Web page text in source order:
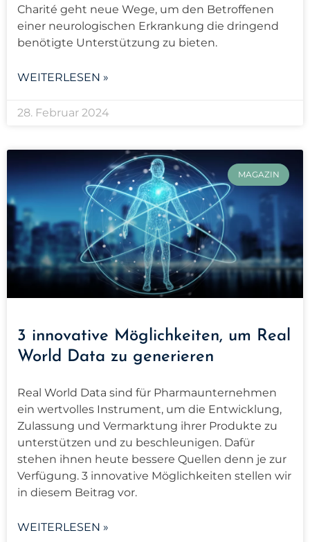
Charité geht neue Wege, um den Betroffenen
einer neurologischen Erkrankung die dringend
benötigte Unterstützung zu bieten.
WEITERLESEN »
28. Februar 2024
MAGAZIN
3 innovative Möglichkeiten, um Real
World Data zu generieren
Real World Data sind für Pharmaunternehmen
ein wertvolles Instrument, um die Entwicklung,
Zulassung und Vermarktung ihrer Produkte zu
unterstützen und zu beschleunigen. Dafür
stehen ihnen heute bessere Quellen denn je zur
Verfügung. 3 innovative Möglichkeiten stellen wir
in diesem Beitrag vor.
WEITERLESEN »